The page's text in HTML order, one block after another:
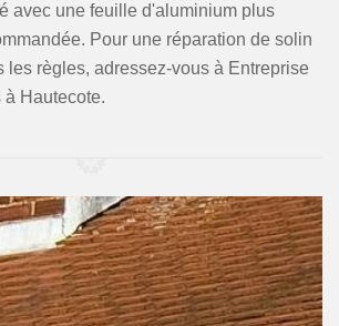
avec une feuille d'aluminium plus
Pour une réparation de solin
les règles, adressez-vous à Entreprise
à Hautecote.